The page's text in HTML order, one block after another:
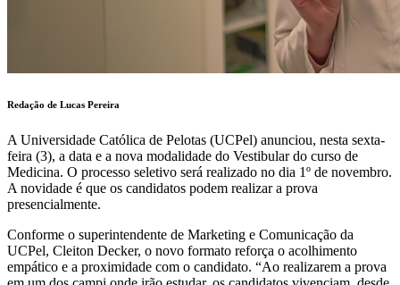
Redação de Lucas Pereira
A Universidade Católica de Pelotas (UCPel) anunciou, nesta sexta-
feira (3), a data e a nova modalidade do Vestibular do curso de
Medicina. O processo seletivo será realizado no dia 1º de novembro.
A novidade é que os candidatos podem realizar a prova
presencialmente.
Conforme o superintendente de Marketing e Comunicação da
UCPel, Cleiton Decker, o novo formato reforça o acolhimento
empático e a proximidade com o candidato. “Ao realizarem a prova